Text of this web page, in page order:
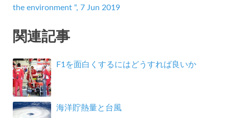
the environment “, 7 Jun 2019
関連記事
F1を面白くするにはどうすれば良いか
海洋貯熱量と台風